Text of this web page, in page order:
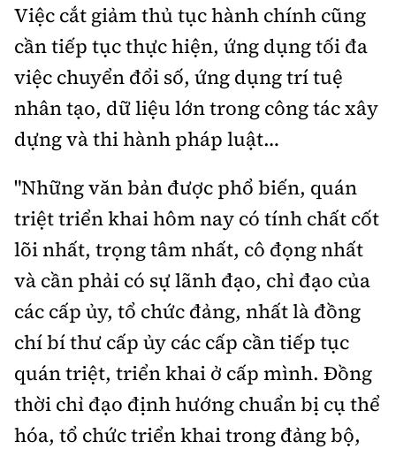
Việc cắt giảm thủ tục hành chính cũng
cần tiếp tục thực hiện, ứng dụng tối đa
việc chuyển đổi số, ứng dụng trí tuệ
nhân tạo, dữ liệu lớn trong công tác xây
dựng và thi hành pháp luật…
"Những văn bản được phổ biến, quán
triệt triển khai hôm nay có tính chất cốt
lõi nhất, trọng tâm nhất, cô đọng nhất
và cần phải có sự lãnh đạo, chỉ đạo của
các cấp ủy, tổ chức đảng, nhất là đồng
chí bí thư cấp ủy các cấp cần tiếp tục
quán triệt, triển khai ở cấp mình. Đồng
thời chỉ đạo định hướng chuẩn bị cụ thể
hóa, tổ chức triển khai trong đảng bộ,